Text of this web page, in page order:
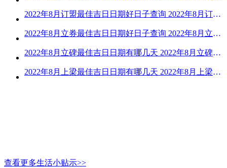
2022年8月订盟最佳吉日日期好日子查询 2022年8月订盟黄道吉日一览
2022年8月立券最佳吉日日期好日子查询 2022年8月立券的黄道吉日一览
2022年8月立碑最佳吉日日期有哪几天 2022年8月立碑吉日查询
2022年8月上梁最佳吉日日期有哪几天 2022年8月上梁的黄道吉日
查看更多生活小贴示>>